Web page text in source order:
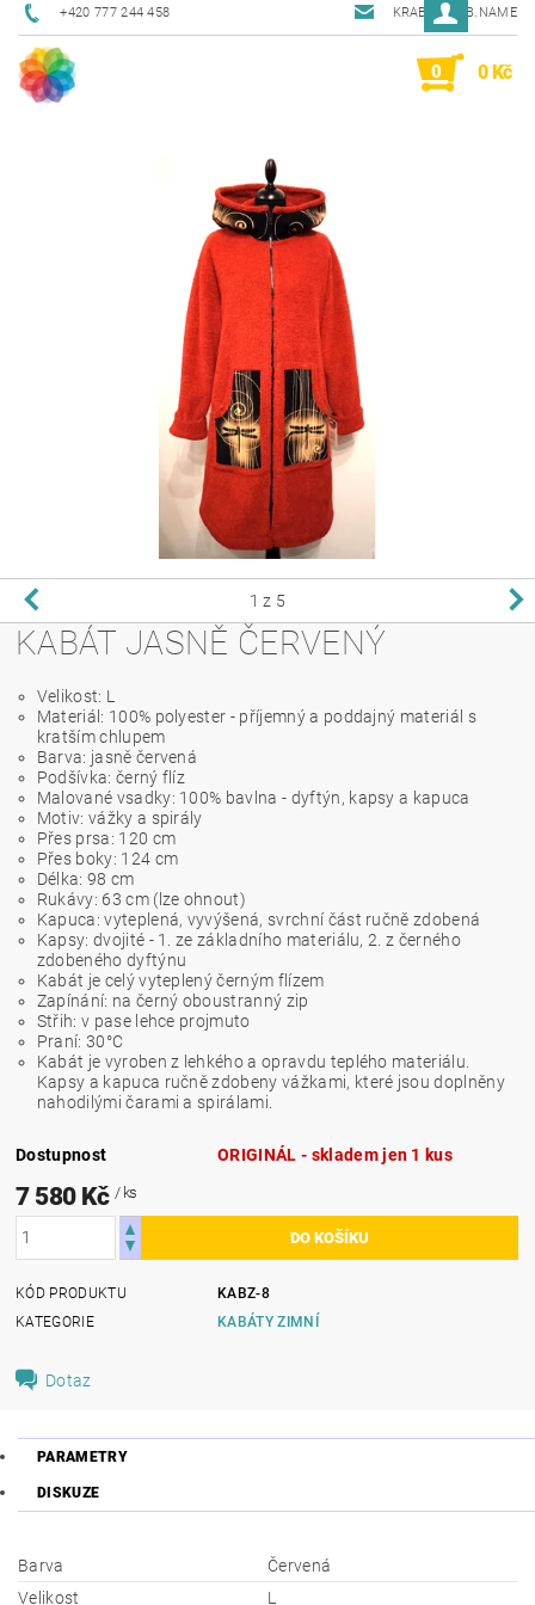
+420 777 244 458 KRAB@KRAB.NAME
0 0 Kč
1 z 5
KABÁT JASNĚ ČERVENÝ
Velikost: L
Materiál: 100% polyester - příjemný a poddajný materiál s
kratším chlupem
Barva: jasně červená
Podšívka: černý flíz
Malované vsadky: 100% bavlna - dyftýn, kapsy a kapuca
Motiv: vážky a spirály
Přes prsa: 120 cm
Přes boky: 124 cm
Délka: 98 cm
Rukávy: 63 cm (lze ohnout)
Kapuca: vyteplená, vyvýšená, svrchní část ručně zdobená
Kapsy: dvojité - 1. ze základního materiálu, 2. z černého
zdobeného dyftýnu
Kabát je celý vyteplený černým flízem
Zapínání: na černý oboustranný zip
Střih: v pase lehce projmuto
Praní: 30°C
Kabát je vyroben z lehkého a opravdu teplého materiálu.
Kapsy a kapuca ručně zdobeny vážkami, které jsou doplněny
nahodilými čarami a spirálami.
Dostupnost ORIGINÁL - skladem jen 1 kus
7 580 Kč / ks
KÓD PRODUKTU
KABZ-8
KATEGORIE
KABÁTY ZIMNÍ
Dotaz
PARAMETRY
DISKUZE
Barva
Červená
Velikost
L